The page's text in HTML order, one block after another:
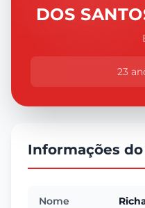
DOS
23
Informações
Nome